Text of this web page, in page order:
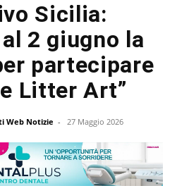
Sicilia:
2 giugno la
partecipare
Litter Art”
Web Notizie - 27 Maggio 2026